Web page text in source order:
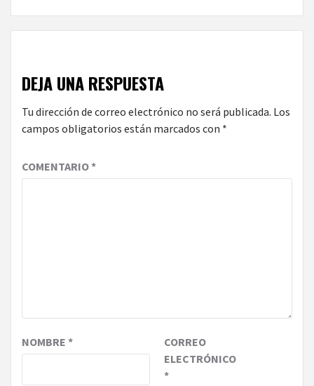
DEJA UNA RESPUESTA
Tu dirección de correo electrónico no será publicada. Los
campos obligatorios están marcados con *
COMENTARIO*
NOMBRE *
CORREO
ELECTRÓNICO
*